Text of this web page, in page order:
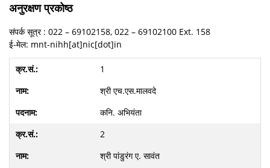
अनुरक्षण प्रकोष्‍ठ
संपर्क सूत्र : 022 – 69102158, 022 – 69102100 Ext. 158
ई-मेल: mnt-nihh[at]nic[dot]in
1
श्री एच.एस.मालवदे
कनि. अभियंता
2
श्री पांडुरंग ए. सावंत